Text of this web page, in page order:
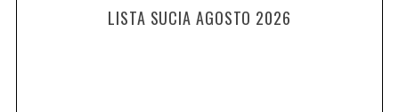
LISTA SUCIA AGOSTO 2026